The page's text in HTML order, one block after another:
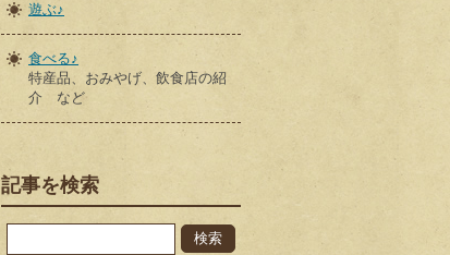
遊ぶ♪
食べる♪
特産品、おみやげ、飲食店の紹
介 など
記事を検索